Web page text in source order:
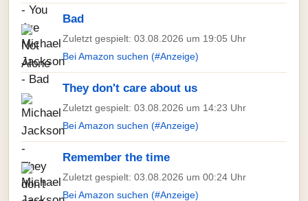
Bad
Zuletzt gespielt: 03.08.2026 um 19:05 Uhr
Bei Amazon suchen (#Anzeige)
They don't care about us
Zuletzt gespielt: 03.08.2026 um 14:23 Uhr
Bei Amazon suchen (#Anzeige)
Remember the time
Zuletzt gespielt: 03.08.2026 um 00:24 Uhr
Bei Amazon suchen (#Anzeige)